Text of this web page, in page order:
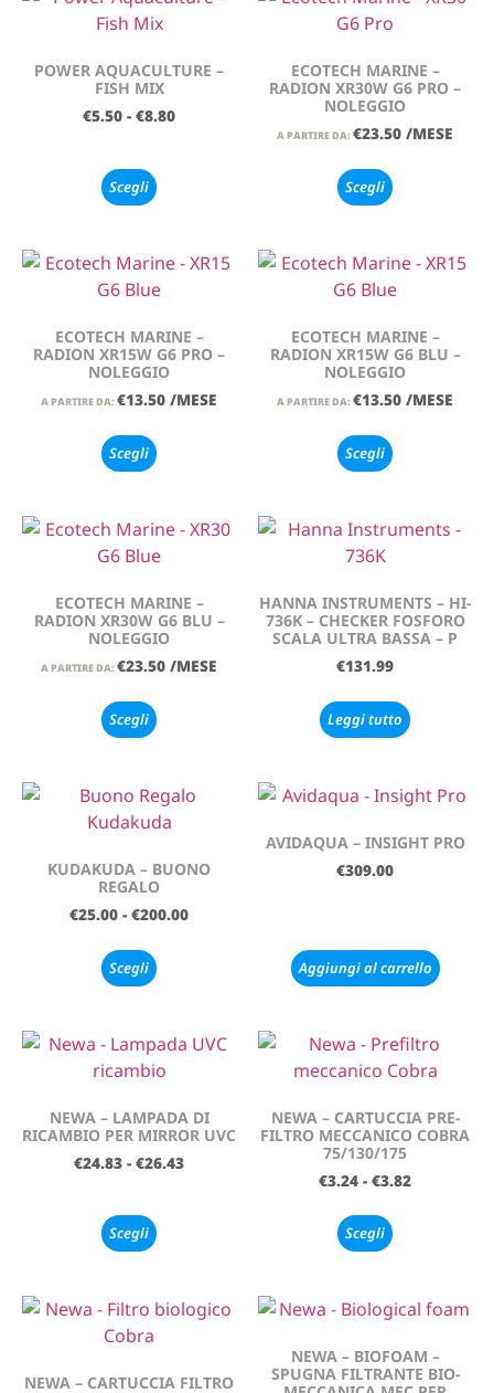
POWER AQUACULTURE –
FISH MIX
€5.50 - €8.80
Scegli
ECOTECH MARINE –
RADION XR30W G6 PRO –
NOLEGGIO
A PARTIRE DA: €23.50 /MESE
Scegli
ECOTECH MARINE –
RADION XR15W G6 PRO –
NOLEGGIO
A PARTIRE DA: €13.50 /MESE
Scegli
ECOTECH MARINE –
RADION XR15W G6 BLU –
NOLEGGIO
A PARTIRE DA: €13.50 /MESE
Scegli
ECOTECH MARINE –
RADION XR30W G6 BLU –
NOLEGGIO
A PARTIRE DA: €23.50 /MESE
Scegli
HANNA INSTRUMENTS – HI-
736K – CHECKER FOSFORO
SCALA ULTRA BASSA – P
€131.99
Leggi tutto
KUDAKUDA – BUONO
REGALO
€25.00 - €200.00
Scegli
AVIDAQUA – INSIGHT PRO
€309.00
Aggiungi al carrello
NEWA – LAMPADA DI
RICAMBIO PER MIRROR UVC
€24.83 - €26.43
Scegli
NEWA – CARTUCCIA PRE-
FILTRO MECCANICO COBRA
75/130/175
€3.24 - €3.82
Scegli
NEWA – CARTUCCIA FILTRO
NEWA – BIOFOAM –
SPUGNA FILTRANTE BIO-